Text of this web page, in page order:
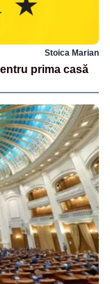
Stoica Marian
prima casă